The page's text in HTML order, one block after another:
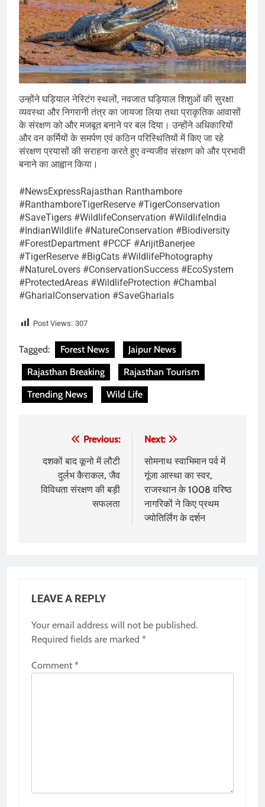
उन्होंने घड़ियाल नेस्टिंग स्थलों, नवजात घड़ियाल शिशुओं की सुरक्षा
व्यवस्था और निगरानी तंत्र का जायजा लिया तथा प्राकृतिक आवासों
के संरक्षण को और मजबूत बनाने पर बल दिया। उन्होंने अधिकारियों
और वन कर्मियों के समर्पण एवं कठिन परिस्थितियों में किए जा रहे
संरक्षण प्रयासों की सराहना करते हुए वन्यजीव संरक्षण को और प्रभावी
बनाने का आह्वान किया।
#NewsExpressRajasthan Ranthambore
#RanthamboreTigerReserve #TigerConservation
#SaveTigers #WildlifeConservation #WildlifeIndia
#IndianWildlife #NatureConservation #Biodiversity
#ForestDepartment #PCCF #ArijitBanerjee
#TigerReserve #BigCats #WildlifePhotography
#NatureLovers #ConservationSuccess #EcoSystem
#ProtectedAreas #WildlifeProtection #Chambal
#GharialConservation #SaveGharials
Post Views: 307
Tagged: Forest News
Jaipur News
Rajasthan Breaking
Rajasthan Tourism
Trending News
Wild Life
navigation
Previous:
दशकों बाद कूनो में लौटी
दुर्लभ कैराकल, जैव
विविधता संरक्षण की बड़ी
सफलता
Next:
सोमनाथ स्वाभिमान पर्व में
गूंजा आस्था का स्वर,
राजस्थान के 1008 वरिष्ठ
नागरिकों ने किए प्रथम
ज्योतिर्लिंग के दर्शन
LEAVE A REPLY
Your email address will not be published.
Required fields are marked *
Comment *